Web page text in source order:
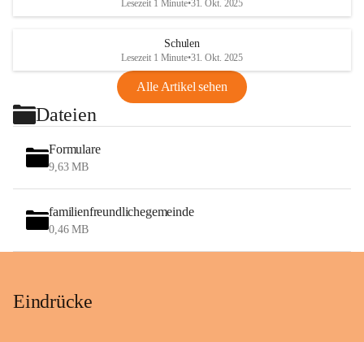
Lesezeit 1 Minute•31. Okt. 2025
Schulen
Lesezeit 1 Minute•31. Okt. 2025
Alle Artikel sehen
Dateien
Formulare
9,63 MB
familienfreundlichegemeinde
0,46 MB
Eindrücke